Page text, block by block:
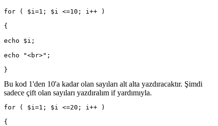
for ( $i=1; $i <=10; i++ )
{
echo $i;
echo "<br>";
}
Bu kod 1'den 10'a kadar olan sayıları alt alta yazdıracaktır. Şimdi
sadece çift olan sayıları yazdıralım if yardımıyla.
for ( $i=1; $i <=20; i++ )
{